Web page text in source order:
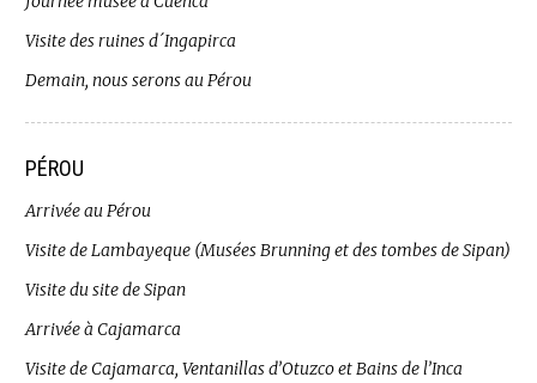
Visite des ruines d´Ingapirca
Demain, nous serons au Pérou
PÉROU
Arrivée au Pérou
Visite de Lambayeque (Musées Brunning et des tombes de Sipan)
Visite du site de Sipan
Arrivée à Cajamarca
Visite de Cajamarca, Ventanillas d’Otuzco et Bains de l’Inca